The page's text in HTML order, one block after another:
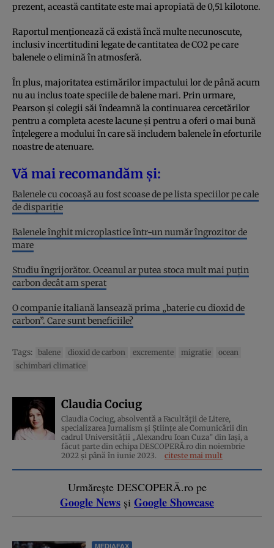
prezent, această cantitate este mai apropiată de 0,51 kilotone.
Raportul menționează că există încă multe necunoscute,
inclusiv incertitudini legate de cantitatea de CO2 pe care
balenele o elimină în atmosferă.
În plus, majoritatea estimărilor impactului lor de până acum
nu au inclus toate speciile de balene mari. Prin urmare,
Pearson și colegii săi îndeamnă la continuarea cercetărilor
pentru a completa aceste lacune și pentru a oferi o mai bună
înțelegere a modului în care să includem balenele în eforturile
noastre de atenuare.
Vă mai recomandăm și:
Balenele cu cocoașă au fost scoase de pe lista speciilor pe cale
de dispariție
Balenele înghit microplastice într-un număr îngrozitor de
mare
Studiu îngrijorător. Oceanul ar putea stoca mult mai puțin
carbon decât am sperat
O companie italiană lansează prima „baterie cu dioxid de
carbon”. Care sunt beneficiile?
Tags: balene dioxid de carbon excremente migratie
ocean
schimbari climatice
Claudia Cociug
Claudia Cociug, absolventă a Facultății de Litere,
specializarea Jurnalism și Științe ale Comunicării din
cadrul Universității „Alexandru Ioan Cuza” din Iași, a
făcut parte din echipa DESCOPERĂ.ro din noiembrie
2022 și până în iunie 2023.
citește mai mult
Urmărește DESCOPERĂ.ro pe
Google News și Google Showcase
MEDIAFAX